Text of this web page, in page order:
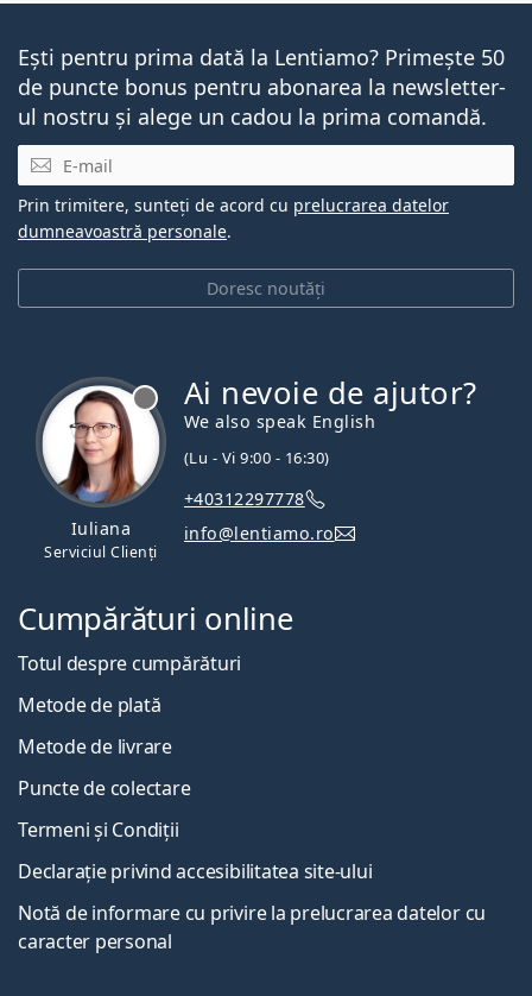
Ești pentru prima dată la Lentiamo? Primește 50
de puncte bonus pentru abonarea la newsletter-
ul nostru și alege un cadou la prima comandă.
E-mail
Doresc noutăți
Prin trimitere, sunteți de acord cu prelucrarea datelor
dumneavoastră personale.
Iuliana
Serviciul Clienți
Ai nevoie de ajutor?
We also speak English
(Lu - Vi 9:00 - 16:30)
+40312297778
info@lentiamo.ro
Cumpărături online
Totul despre cumpărături
Metode de plată
Metode de livrare
Puncte de colectare
Termeni și Condiții
Declarație privind accesibilitatea site-ului
Notă de informare cu privire la prelucrarea datelor cu
caracter personal